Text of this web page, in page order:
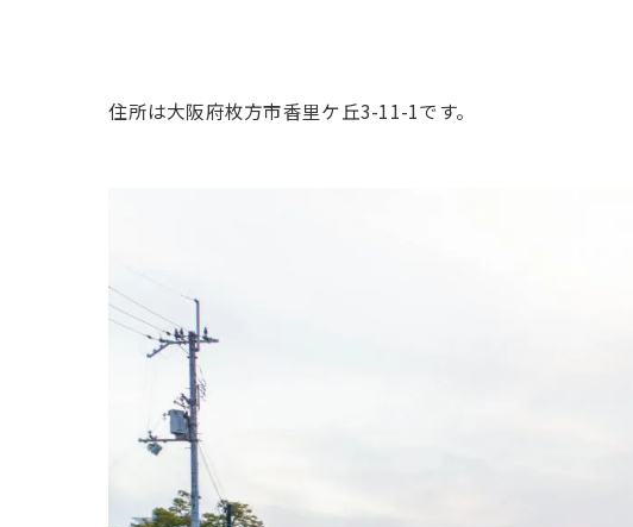
住所は大阪府枚方市香里ケ丘3-11-1です。